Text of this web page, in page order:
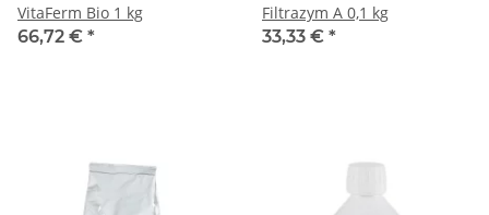
VitaFerm Bio 1 kg
66,72 € *
Filtrazym A 0,1 kg
33,33 € *